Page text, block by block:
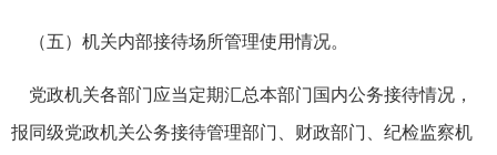
（五）机关内部接待场所管理使用情况。
党政机关各部门应当定期汇总本部门国内公务接待情况，
报同级党政机关公务接待管理部门、财政部门、纪检监察机